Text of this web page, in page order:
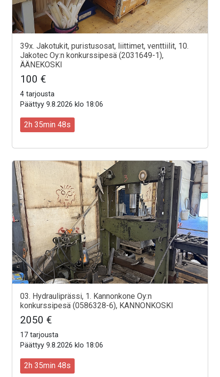
39x. Jakotukit, puristusosat, liittimet, venttiilit, 10.
Jakotec Oy:n konkurssipesä (2031649-1),
ÄÄNEKOSKI
100 €
4 tarjousta
Päättyy 9.8.2026 klo 18:06
2h 35min 46s
03. Hydrauliprässi, 1. Kannonkone Oy:n
konkurssipesä (0586328-6), KANNONKOSKI
2050 €
17 tarjousta
Päättyy 9.8.2026 klo 18:06
2h 35min 46s